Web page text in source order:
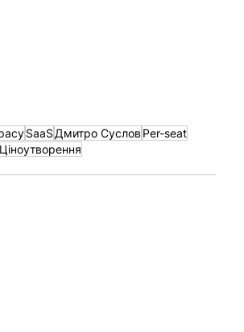
SaaSДмитро Суслов Per-seat
Ціноутворення